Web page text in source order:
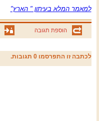
למאמר המלא בעיתון " הארץ"
הוספת תגובה
לכתבה זו התפרסמו 0 תגובות.